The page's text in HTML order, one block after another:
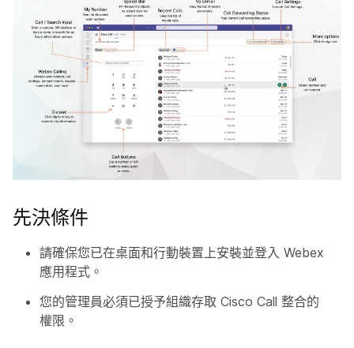
先決條件
請確保您已在桌面和行動裝置上安裝並登入 Webex
應用程式。
您的管理員必須已授予組織存取 Cisco Call 整合的
權限。